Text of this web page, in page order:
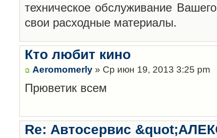
техническое обслуживание
свои расходные материалы.
Кто любит кино
Aeromomerly » Ср июн 19, 2013 3:25 pm
Прюветик всем
Re: Автосервис